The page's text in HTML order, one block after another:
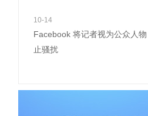
10-14
Facebook 将记者视为公众人
止骚扰